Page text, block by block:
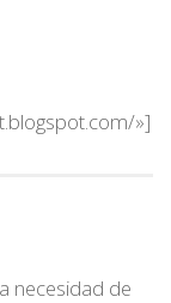
»]
necesidad de